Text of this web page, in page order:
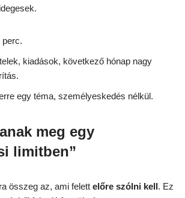
perc.
kiadások, következő hónap nagy
egy téma, személyeskedés nélkül.
meg egy
limitben”
összeg az, ami felett előre szólni kell. Ez